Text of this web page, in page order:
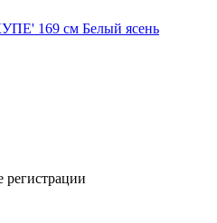
169 см Белый ясень
регистрации